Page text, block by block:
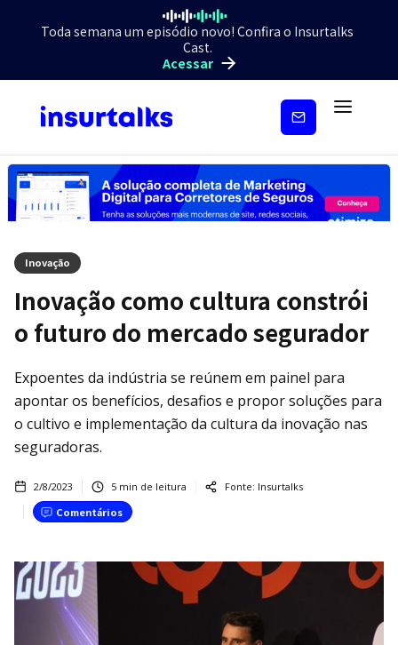
Toda semana um episódio novo! Confira o Insurtalks
Cast.
Acessar
Inscreva-
Inovação
Inovação como cultura constrói
o futuro do mercado segurador
Expoentes da indústria se reúnem em painel para
apontar os benefícios, desafios e propor soluções para
o cultivo e implementação da cultura da inovação nas
seguradoras.
2/8/2023 5 min de leitura Fonte: Insurtalks
Comentários